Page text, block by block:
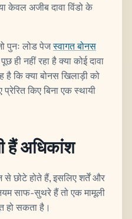
केवल अजीब दावा विंडो के
पुनः लोड पेजस्वागत बोनस
ही नहीं रहा है क्या कोई दावा
कि क्या बोनस खिलाड़ी को
किए बिना एक स्थायी
हैं अधिकांश
छोटे होते हैं, इसलिए शर्तें और
साफ-सुथरे हैं तो एक मामूली
हो सकता है।